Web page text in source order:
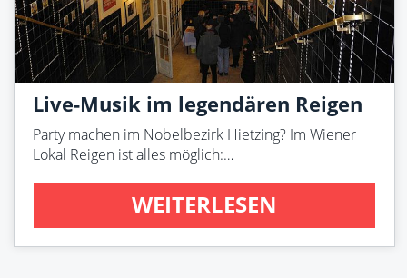
Live-Musik im legendären Reigen
Party machen im Nobelbezirk Hietzing? Im Wiener
Lokal Reigen ist alles möglich:…
WEITERLESEN